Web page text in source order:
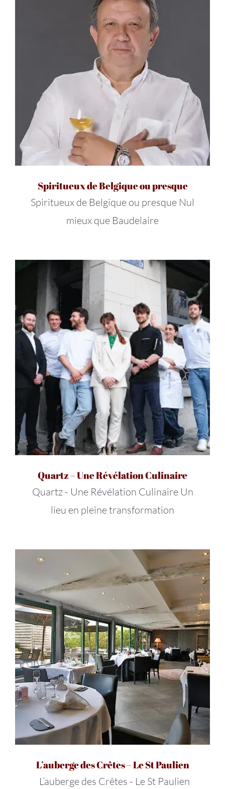
Spiritueux de Belgique ou presque
Spiritueux de Belgique ou presque Nul
mieux que Baudelaire
Quartz – Une Révélation Culinaire
Quartz - Une Révélation Culinaire Un
lieu en pleine transformation
L’auberge des Crêtes – Le St Paulien
L’auberge des Crêtes - Le St Paulien